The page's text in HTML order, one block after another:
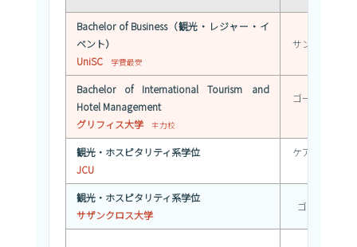
Bachelor of Business（観光・レジャー・イ
ベント）
UniSC学費最安
サンシャイン
Bachelor of International Tourism and
Hotel Management
グリフィス大学主力校
ゴールドコー
観光・ホスピタリティ系学位
JCU
ケアンズ／タ
観光・ホスピタリティ系学位
サザンクロス大学
ゴールドコ